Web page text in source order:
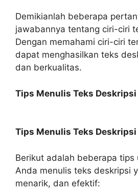
Demikianlah beberapa
jawabannya tentang ciri-ciri
Dengan memahami ciri-ciri
dapat menghasilkan teks
dan berkualitas.
Tips Menulis Teks
Tips Menulis Teks
Berikut adalah beberapa tips
Anda menulis teks deskripsi
menarik, dan efektif: